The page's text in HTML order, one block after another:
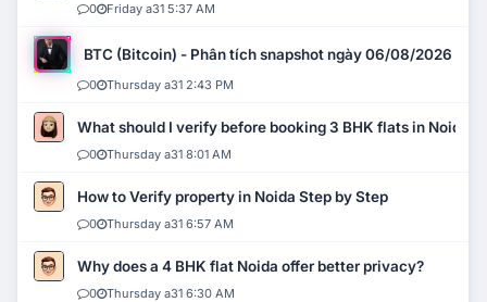
0 Friday a31 5:37 AM
BTC (Bitcoin) - Phân tích snapshot ngày 06/08/2026
0 Thursday a31 2:43 PM
What should I verify before booking 3 BHK flats in Noida?
0 Thursday a31 8:01 AM
How to Verify property in Noida Step by Step
0 Thursday a31 6:57 AM
Why does a 4 BHK flat Noida offer better privacy?
0 Thursday a31 6:30 AM